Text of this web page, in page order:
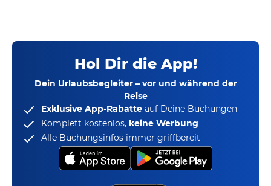
Hol Dir die App!
Dein Urlaubsbegleiter – vor und während der
Reise
Exklusive App-Rabatte auf Deine Buchungen
Komplett kostenlos, keine Werbung
Alle Buchungsinfos immer griffbereit